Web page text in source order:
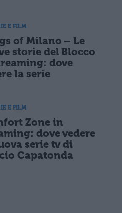
E FILM
of Milano – Le
storie del Blocco
dove
la serie
E FILM
Zone in
dove vedere
serie tv di
Capatonda